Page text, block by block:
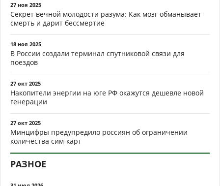
27 ноя 2025
Секрет вечной молодости разума: Как мозг обманывает
смерть и дарит бессмертие
18 ноя 2025
В России создали терминал спутниковой связи для
поездов
27 окт 2025
Накопители энергии на юге РФ окажутся дешевле новой
генерации
27 окт 2025
Минцифры предупредило россиян об ограничении
количества сим-карт
РАЗНОЕ